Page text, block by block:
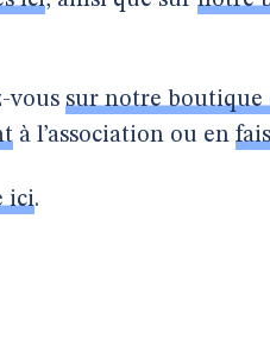
vous sur notre boutique
à l’association ou en
ici.